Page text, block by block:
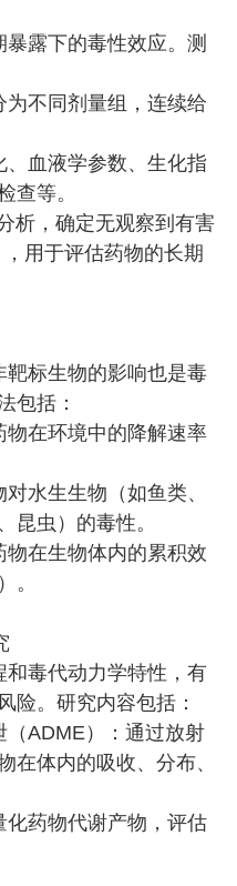
露下的毒性效应。测
不同剂量组，连续给
血液学参数、生化指
查等。
析，确定无观察到有害
用于评估药物的长期
标生物的影响也是毒
包括：
在环境中的降解速率
水生生物（如鱼类、
昆虫）的毒性。
在生物体内的累积效
。
毒代动力学特性，有
险。研究内容包括：
ADME）：通过放射
在体内的吸收、分布、
药物代谢产物，评估